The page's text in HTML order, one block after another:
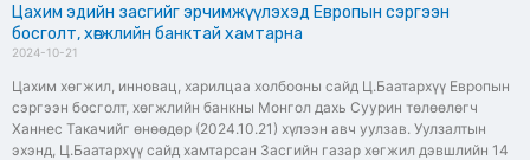
Цахим эдийн засгийг эрчимжүүлэхэд Европын сэргээн
босголт, хөгжлийн банктай хамтарна
2024-10-21
Цахим хөгжил, инновац, харилцаа холбооны сайд Ц.Баатархүү Европын
сэргээн босголт, хөгжлийн банкны Монгол дахь Суурин төлөөлөгч
Ханнес Такачийг өнөөдөр (2024.10.21) хүлээн авч уулзав. Уулзалтын
эхэнд, Ц.Баатархүү сайд хамтарсан Засгийн газар хөгжил дэвшлийн 14